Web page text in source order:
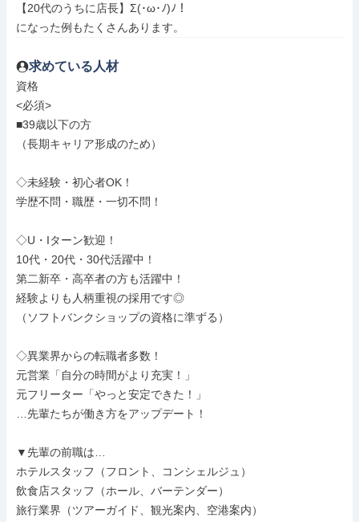
【20代のうちに店長】Σ(･ω･ﾉ)ﾉ！
になった例もたくさんあります。
求めている人材
資格
<必須>
■39歳以下の方
（長期キャリア形成のため）
◇未経験・初心者OK！
学歴不問・職歴・一切不問！
◇U・Iターン歓迎！
10代・20代・30代活躍中！
第二新卒・高卒者の方も活躍中！
経験よりも人柄重視の採用です◎
（ソフトバンクショップの資格に準ずる）
◇異業界からの転職者多数！
元営業「自分の時間がより充実！」
元フリーター「やっと安定できた！」
…先輩たちが働き方をアップデート！
▼先輩の前職は…
ホテルスタッフ（フロント、コンシェルジュ）
飲食店スタッフ（ホール、バーテンダー）
旅行業界（ツアーガイド、観光案内、空港案内）